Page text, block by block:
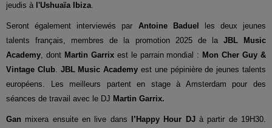
jeudis à l'Ushuaïa Ibiza
Seront également interviewés par Antoine Baduel les deux jeunes
talents français, membres de la promotion 2025 de la JBL Music
Academy , dontMartin Garrixest le parrain mondial : Mon Cher Guy &
Vintage Club. JBL Music Academyest une pépinière de jeunes talents
européens. Les meilleurs partent en stage à Amsterdam pour des
séances de travail avec le DJ Martin Garrix.
Gan mixera ensuite en live dans l’Happy Hour DJà partir de 19H30.